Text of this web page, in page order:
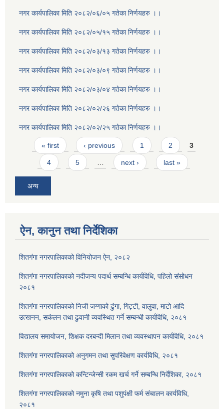
नगर कार्यपालिका मिति २०८२/०६/०५ गतेका निर्णयहरु ।।
नगर कार्यपालिका मिति २०८२/०५/१५ गतेका निर्णयहरु ।।
नगर कार्यपालिका मिति २०८२/०३/१३ गतेका निर्णयहरु ।।
नगर कार्यपालिका मिति २०८२/०३/०९ गतेका निर्णयहरु ।।
नगर कार्यपालिका मिति २०८२/०३/०४ गतेका निर्णयहरु ।।
नगर कार्यपालिका मिति २०८२/०२/२६ गतेका निर्णयहरु ।।
नगर कार्यपालिका मिति २०८२/०२/२५ गतेका निर्णयहरु ।।
Pages
« first ‹ previous 1 2 3
4 5 … next › last »
अन्य
ऐन, कानुन तथा निर्देशिका
शितगंगा नगरपालिकाको विनियोजन ऐन, २०८२
शितगंगा नगरपालिकाको नदीजन्य पदार्थ सम्बन्धि कार्यविधि, पहिलो संसोधन
२०८१
शितगंगा नगरपालिकाको निजी जग्गाको ढुंगा, गिट्टी, वालुवा, माटो आदि
उत्खनन, सकंलन तथा ढुवानी व्यवस्थित गर्ने सम्बन्धी कार्यविधि, २०८१
विद्यालय समायोजन, शिक्षक दरबन्दी मिलान तथा व्यवस्थापन कार्यविधि, २०८१
शितगंगा नगरपालिकाको अनुगमन तथा सुपरिवेक्षण कार्यविधि, २०८१
शितगंगा नगरपालिकाको कन्टिन्जेन्सी रकम खर्च गर्ने सम्बन्धि निर्देशिका, २०८१
शितगंगा नगरपालिकाको नमुना कृषि तथा पशुपंक्षी फर्म संचालन कार्यविधि,
२०८१